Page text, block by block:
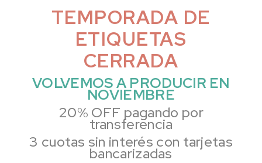
TEMPORADA DE
ETIQUETAS
CERRADA
VOLVEMOS A PRODUCIR EN
NOVIEMBRE
20% OFF pagando por
transferencia
3 cuotas sin interés con tarjetas
bancarizadas